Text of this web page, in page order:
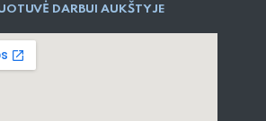
DARBUI AUKŠTYJE